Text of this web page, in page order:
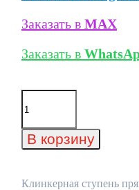
Заказать в MAX
Заказать в
Количество
товара
ступень
прямой
Keraplate
В корзину
Клинкерная ступень